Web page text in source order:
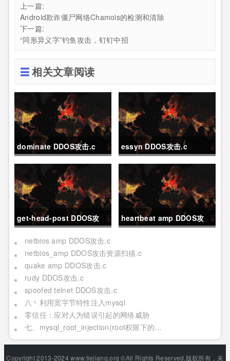
上一篇:
Android欺诈僵尸网络Chamois的检测和清除
下一篇:
“同形异义字”钓鱼攻击，钉钉中招
相关文章阅读
dominate DDOS攻击.c essyn DDOS攻击.c
get-head-post DDOS攻
击.c
heartbeat amp DDOS攻
netbios amp DDOS攻击.c
netbios_amp DDOS攻击资源扫描.c
quake amp DDOS攻击.c
rudy DDOS攻击.c
spoofed telnet DDOS攻击.c
八丶利用宽字节特性注入mysql
零信任：应对人为错误引起的网络威胁
七、mysql_root_injection(root权限下的利用[二] 日志写,udf mof系统命令执行[提权])
Copyright 2013-2024 www.tiejiang.org ©All Rights Reserved.版权所有，未